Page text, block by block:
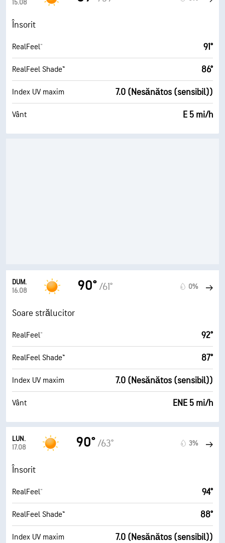
15.08
Însorit
RealFeel® 91°
RealFeel Shade™ 86°
Index UV maxim 7.0 (Nesănătos (sensibil))
Vânt E 5 mi/h
DUM.
16.08
90° /61° 0%
Soare strălucitor
RealFeel® 92°
RealFeel Shade™ 87°
Index UV maxim 7.0 (Nesănătos (sensibil))
Vânt ENE 5 mi/h
LUN.
17.08
90° /63° 3%
Însorit
RealFeel® 94°
RealFeel Shade™ 88°
Index UV maxim 7.0 (Nesănătos (sensibil))